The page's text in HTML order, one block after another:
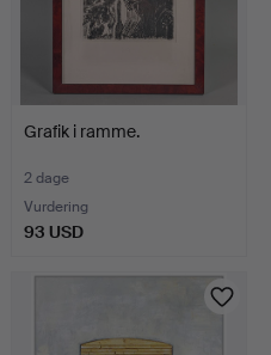
Grafik i ramme.
2 dage
Vurdering
93 USD